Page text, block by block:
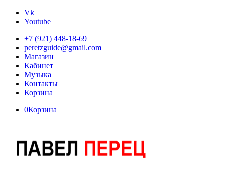
Vk
Youtube
+7 (921) 448-18-69
peretzguide@gmail.com
Магазин
Кабинет
Музыка
Контакты
Корзина
0Корзина